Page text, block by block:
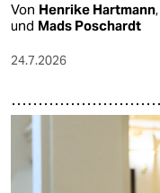
Von Henrike Hartmann,
und Mads Poschardt
24.7.2026